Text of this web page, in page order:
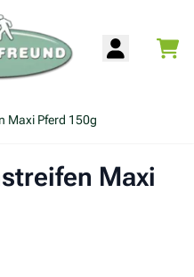
Maxi Pferd 150g
Maxi